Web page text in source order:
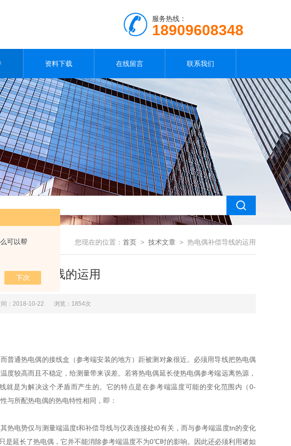
可以帮
服务热线：
18909608348
资料下载 在线留言 联系我们
您现在的位置： 首页 > 技术文章 > 热电偶补偿导线的运用
偶补偿导线的运用
间：2018-10-22 浏览：1854次
普通热电偶的接线盒（参考端安装的地方）距被测对象很近。必须用导线把热电偶
度较高而且不稳定，给测量带来误差。若将热电偶延长使热电偶参考端远离热源，
就是为解决这个矛盾而产生的。它的特点是在参考端温度可能的变化范围内（0-
所配热电偶的热电特性相同，即：
热电势仅与测量端温度t和补偿导线与仪表连接处t0有关，而与参考端温度tn的变化
是延长了热电偶，它并不能消除参考端温度不为0℃时的影响。因此还必须利用诸如